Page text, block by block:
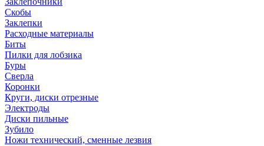
Скобы
Заклепки
Расходные материалы
Биты
Пилки для лобзика
Буры
Сверла
Коронки
Круги, диски отрезные
Электроды
Диски пильные
Зубило
Ножи технический, сменные лезвия